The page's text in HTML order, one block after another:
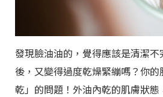
發現臉油油的，覺得應該是清潔
後，又變得過度乾燥緊繃嗎？你
乾」的問題！外油內乾的肌膚狀